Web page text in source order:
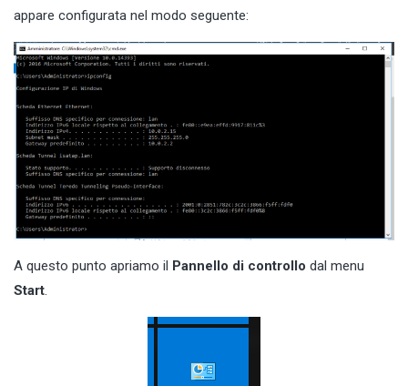
appare configurata nel modo seguente:
A questo punto apriamo il Pannello di controllo dal menu
Start.